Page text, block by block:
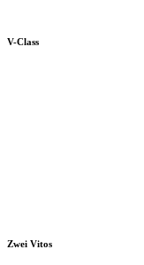
V-Class
Zwei Vitos